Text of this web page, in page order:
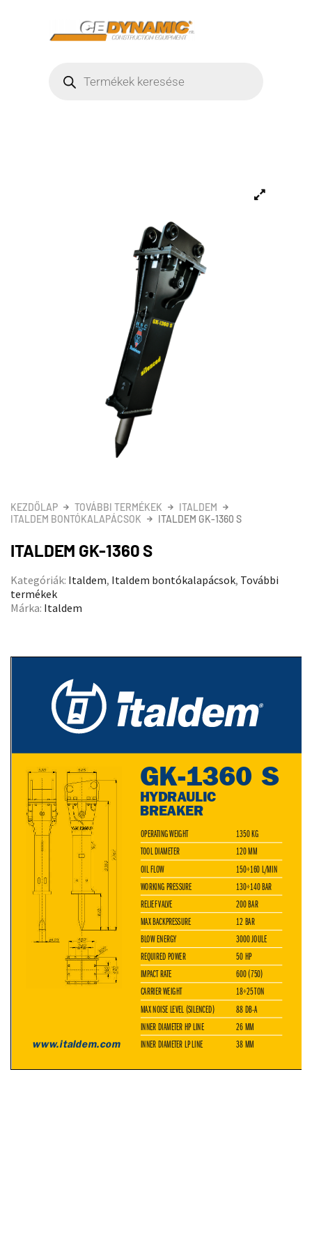
KEZDŐLAP TOVÁBBI TERMÉKEK
ITALDEM
ITALDEM BONTÓKALAPÁCSOK
ITALDEM GK-1360 S
ITALDEM GK-1360 S
Kategóriák: Italdem, Italdem bontókalapácsok, További
termékek
Márka: Italdem